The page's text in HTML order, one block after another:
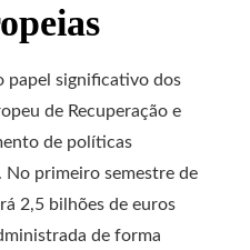
papel significativo dos
de Recuperação e
de políticas
No primeiro semestre de
2,5 bilhões de euros
de forma